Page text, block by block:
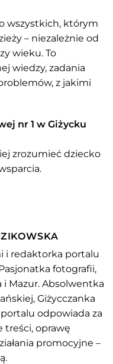
wszystkich, którym
– niezależnie od
wieku. To
wiedzy, zadania
z jakimi
nr 1 w Giżycku
zrozumieć dziecko
i redaktorka portalu
fotografii,
Mazur. Absolwentka
Giżycczanka
odpowiada za
treści, oprawę
promocyjne –